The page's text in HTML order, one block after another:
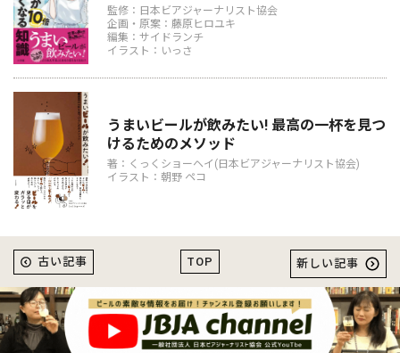
監修：日本ビアジャーナリスト協会
企画・原案：藤原ヒロユキ
編集：サイドランチ
イラスト：いっさ
うまいビールが飲みたい! 最高の一杯を見つ
けるためのメソッド
著：くっくショーヘイ(日本ビアジャーナリスト協会)
イラスト：朝野 ペコ
TOP
古い記事 新しい記事